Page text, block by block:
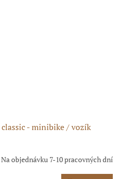
- minibike / vozík
Na objednávku 7-10 pracovných dní